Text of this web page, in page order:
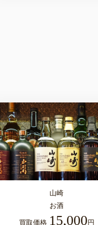
山崎
お酒
買取価格 15,000 円